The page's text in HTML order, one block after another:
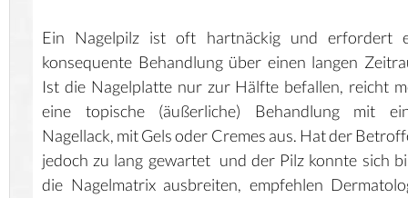
Ein Nagelpilz ist oft hartnäckig und erfordert
konsequente Behandlung über einen langen
Ist die Nagelplatte nur zur Hälfte befallen, reicht
eine topische (äußerliche) Behandlung mit
Nagellack, mit Gels oder Cremes aus. Hat der
jedoch zu lang gewartet und der Pilz konnte sich
die Nagelmatrix ausbreiten, empfehlen